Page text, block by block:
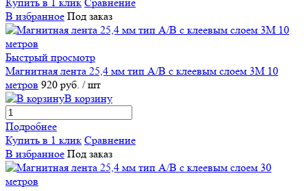
В избранное Под заказ
Быстрый просмотр
Магнитная лента 25,4 мм тип А/В с клеевым слоем 3M 10
метров 920 руб. / шт
В корзину
Подробнее
Купить в 1 клик Сравнение
В избранное Под заказ